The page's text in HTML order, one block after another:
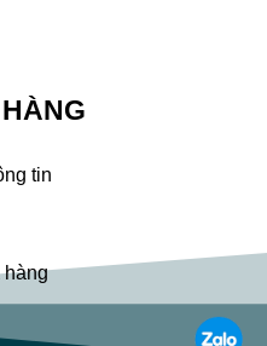
tin
hàng